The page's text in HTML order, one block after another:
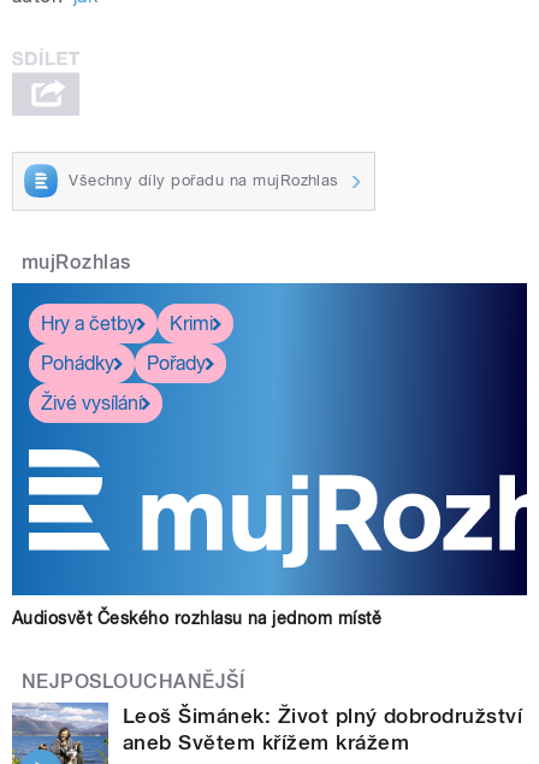
Všechny díly pořadu na mujRozhlas
mujRozhlas
Hry a četby
Krimi
Pohádky
Pořady
Živé vysílání
Audiosvět Českého rozhlasu na jednom místě
NEJPOSLOUCHANĚJŠÍ
Leoš Šimánek: Život plný dobrodružství
aneb Světem křížem krážem